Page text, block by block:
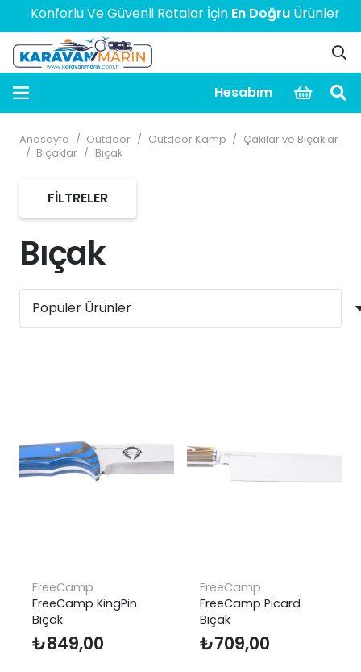
Konforlu Ve Güvenli Rotalar İçinEn DoğruÜrünler! > > >
Hesabım
Anasayfa / Outdoor / Outdoor Kamp / Çakılar ve Bıçaklar
/ Bıçaklar / Bıçak
Bıçak
FreeCamp
FreeCamp KingPin
Bıçak
₺849,00
FreeCamp
FreeCamp Picard
Bıçak
₺709,00
FILTRELER